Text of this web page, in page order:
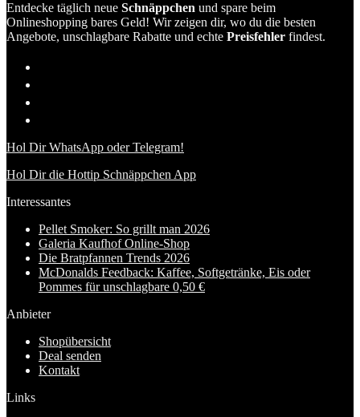
Entdecke täglich neue Schnäppchen und spare beim
Onlineshopping bares Geld! Wir zeigen dir, wo du die besten
Angebote, unschlagbare Rabatte und echte Preisfehler findest.
Hol Dir WhatsApp oder Telegram!
Hol Dir die Hottip Schnäppchen App
Interessantes
Pellet Smoker: So grillt man 2026
Galeria Kaufhof Online-Shop
Die Bratpfannen Trends 2026
McDonalds Feedback: Kaffee, Softgetränke, Eis oder
Pommes für unschlagbare 0,50 €
Anbieter
Shopübersicht
Deal senden
Kontakt
Links